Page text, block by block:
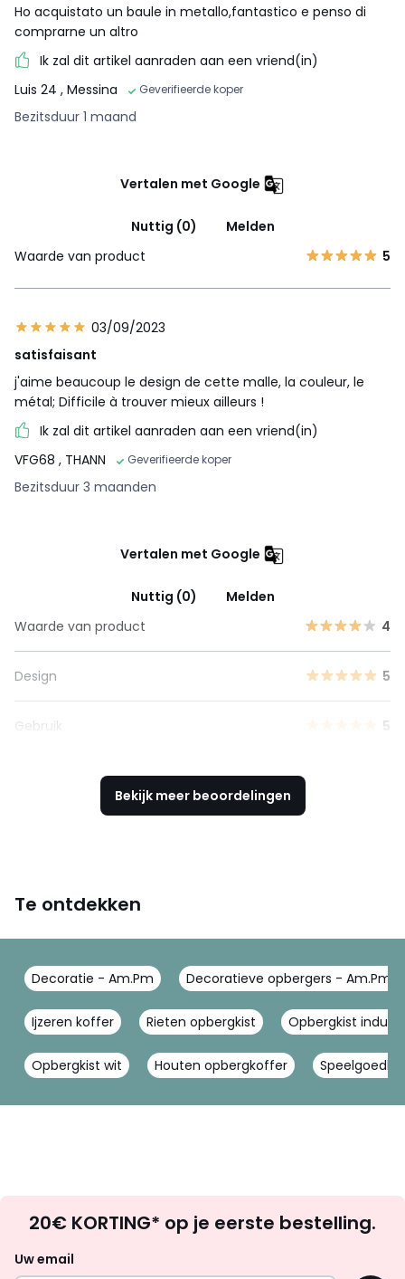
Ho acquistato un baule in metallo,fantastico e penso di
comprarne un altro
Ik zal dit artikel aanraden aan een vriend(in)
Luis 24 , Messina Geverifieerde koper
Bezitsduur 1 maand
Vertalen met Google
Nuttig (0)
Melden
Waarde van product
5
03/09/2023
satisfaisant
j'aime beaucoup le design de cette malle, la couleur, le
métal; Difficile à trouver mieux ailleurs !
Ik zal dit artikel aanraden aan een vriend(in)
VFG68 , THANN Geverifieerde koper
Bezitsduur 3 maanden
Vertalen met Google
Nuttig (0)
Melden
Waarde van product
4
Design 5
Gebruik 5
Bekijk meer beoordelingen
Te ontdekken
Decoratie - Am.Pm Decoratieve opbergers - Am.Pm
Ijzeren koffer Rieten opbergkist Opbergkist
Opbergkist wit Houten opbergkoffer
zoek
20€ KORTING* op je eerste bestelling.
Uw email